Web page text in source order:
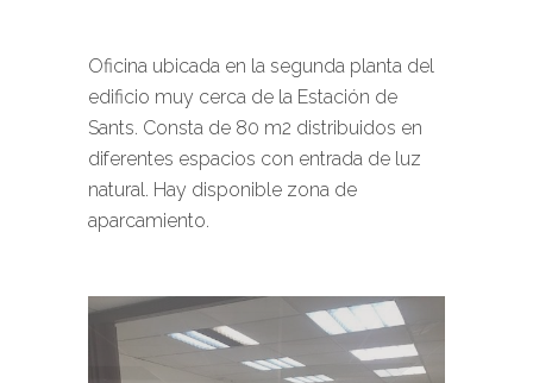
Oficina ubicada en la segunda planta del
edificio muy cerca de la Estación de
Sants. Consta de 80 m2 distribuidos en
diferentes espacios con entrada de luz
natural. Hay disponible zona de
aparcamiento.